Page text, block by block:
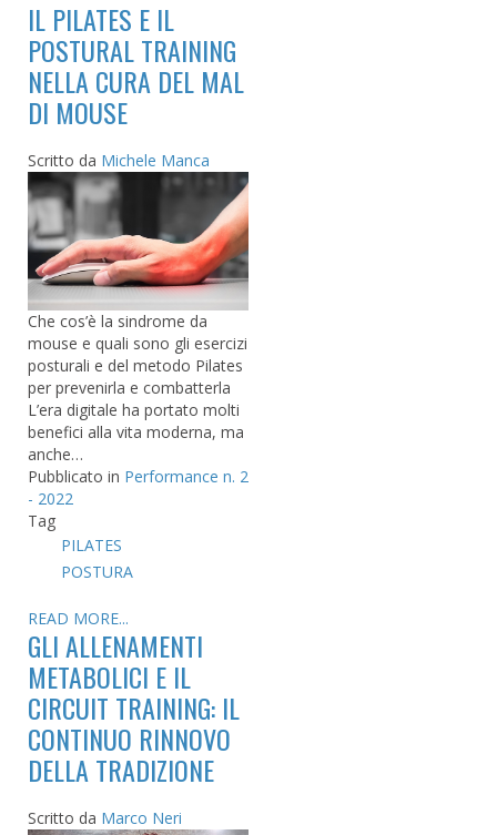
IL PILATES E IL
POSTURAL TRAINING
NELLA CURA DEL MAL
DI MOUSE
Scritto da Michele Manca
Che cos’è la sindrome da
mouse e quali sono gli esercizi
posturali e del metodo Pilates
per prevenirla e combatterla
L’era digitale ha portato molti
benefici alla vita moderna, ma
anche…
Pubblicato in Performance n. 2
- 2022
Tag
PILATES
POSTURA
READ MORE...
GLI ALLENAMENTI
METABOLICI E IL
CIRCUIT TRAINING: IL
CONTINUO RINNOVO
DELLA TRADIZIONE
Scritto da Marco Neri